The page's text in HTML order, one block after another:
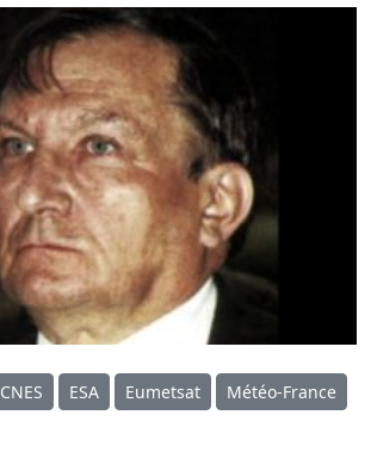
CNES ESA Eumetsat
Météo-France